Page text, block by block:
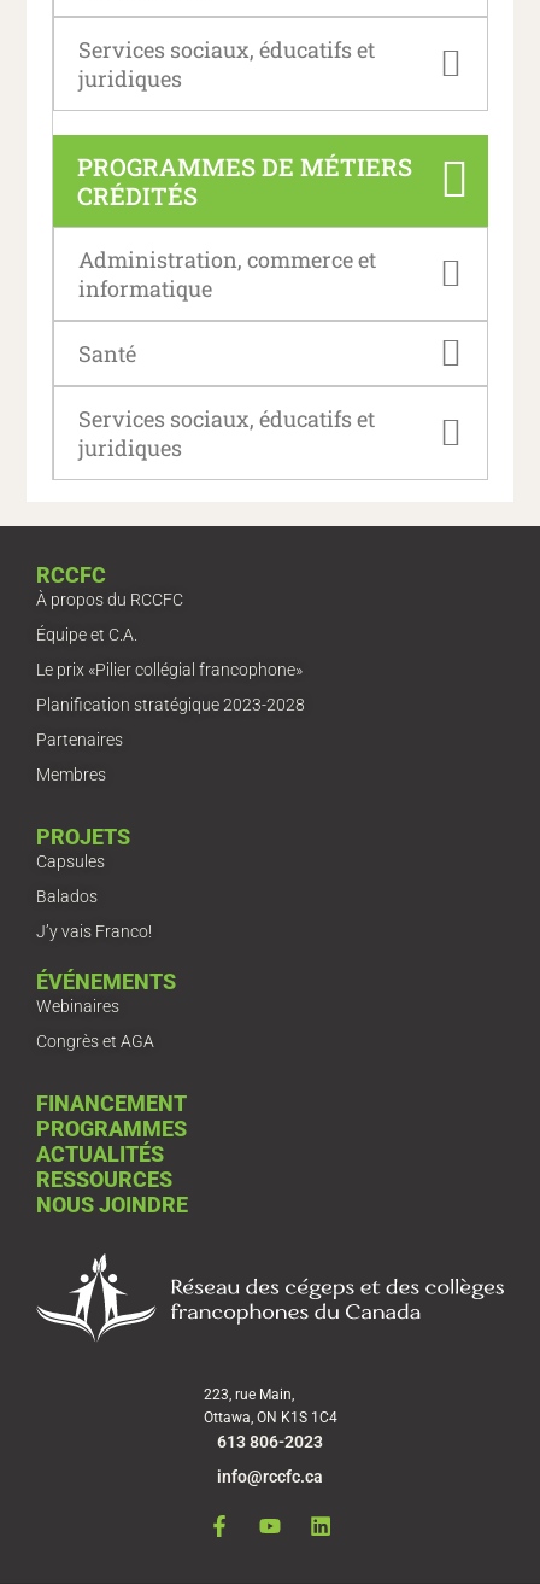
Services sociaux, éducatifs et
juridiques
PROGRAMMES DE MÉTIERS
CRÉDITÉS
Administration, commerce et
informatique
Santé
Services sociaux, éducatifs et
juridiques
223, rue Main,
Ottawa, ON K1S 1C4
613 806-2023
info@rccfc.ca
RCCFC
À propos du RCCFC
Équipe et C.A.
Le prix «Pilier collégial francophone»
Planification stratégique 2023-2028
Partenaires
Membres
PROJETS
Capsules
Balados
J’y vais Franco!
ÉVÉNEMENTS
Webinaires
Congrès et AGA
FINANCEMENT
PROGRAMMES
ACTUALITÉS
RESSOURCES
NOUS JOINDRE